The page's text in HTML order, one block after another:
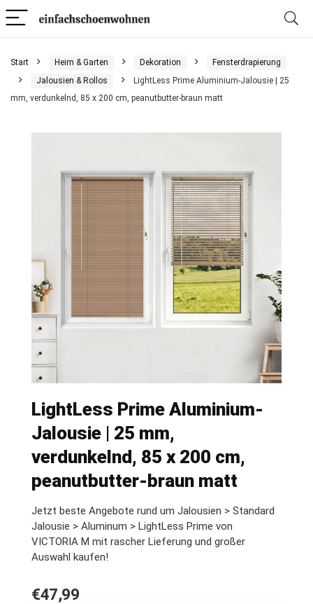
Start Heim & Garten Dekoration
Fensterdrapierung
Jalousien & Rollos
LightLess Prime Aluminium-Jalousie | 25
mm, verdunkelnd, 85 x 200 cm, peanutbutter-braun matt
LightLess Prime Aluminium-
Jalousie | 25 mm,
verdunkelnd, 85 x 200 cm,
peanutbutter-braun matt
Jetzt beste Angebote rund um Jalousien > Standard
Jalousie > Aluminum > LightLess Prime von
VICTORIA M mit rascher Lieferung und großer
Auswahl kaufen!
€47,99